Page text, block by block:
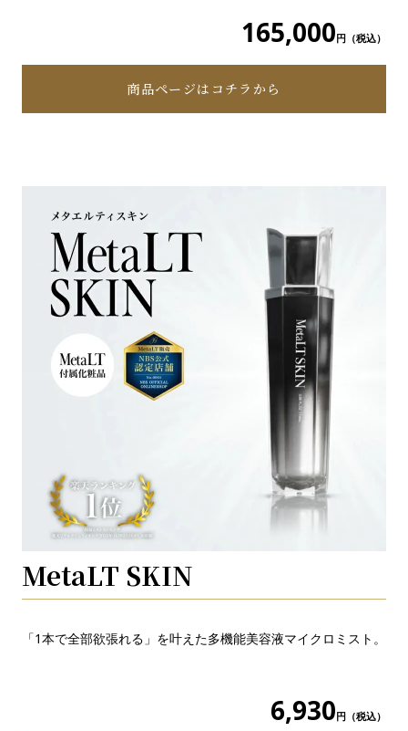
165,000円（税込）
商品ページはコチラから
MetaLT SKIN
「1本で全部欲張れる」を叶えた多機能美容液マイクロミスト。
6,930円（税込）